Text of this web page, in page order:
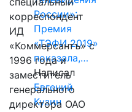
России»:
Премия
«ТЭФИ 2019»
показала,…
Написал
Евгений
Кузин
корреспондент
ИД
«Коммерсантъ» с
1996 года и
заместитель
генерального
директора ОАО